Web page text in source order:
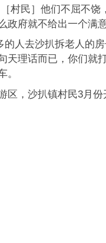
村民］他们不屈不饶
政府就不给出一个满
的人去沙扒拆老人的
天理话而已，你们就
。
区，沙扒镇村民3月